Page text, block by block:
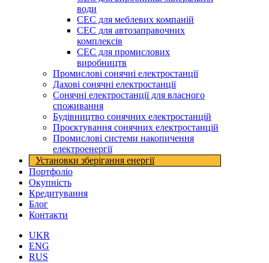
води
СЕС для меблевих компаній
СЕС для автозаправочних
комплексів
СЕС для промислових
виробництв
Промислові сонячні електростанції
Дахові сонячні електростанції
Сонячні електростанції для власного
споживання
Будівництво сонячних електростанцій
Проєктування сонячних електростанцій
Промислові системи накопичення
електроенергії
Установки зберігання енергії​
Портфоліо
Окупність
Кредитування
Блог
Контакти
UKR
ENG
RUS